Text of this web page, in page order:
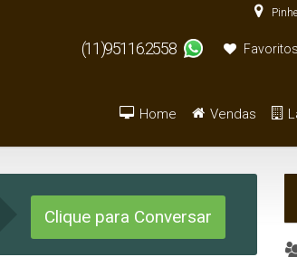
Favoritos
Vendas
Home
Clique para Conversar